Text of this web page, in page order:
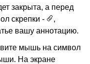
закрыта, а перед
скрепки -
,
вашу аннотацию.
мышь на символ
На экране